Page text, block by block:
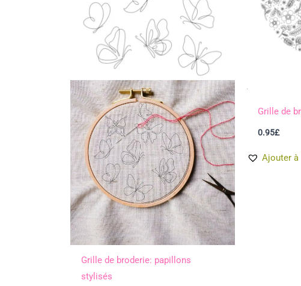
Grille de broderie: papillons
stylisés
Grille de
0.95£
Ajouter à